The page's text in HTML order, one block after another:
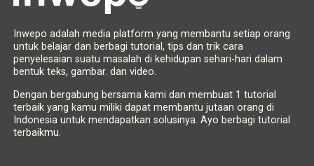
Inwepo adalah media platform yang membantu setiap orang
untuk belajar dan berbagi tutorial, tips dan trik cara
penyelesaian suatu masalah di kehidupan sehari-hari dalam
bentuk teks, gambar. dan video.
Dengan bergabung bersama kami dan membuat 1 tutorial
terbaik yang kamu miliki dapat membantu jutaan orang di
Indonesia untuk mendapatkan solusinya. Ayo berbagi tutorial
terbaikmu.